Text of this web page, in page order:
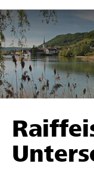
springen
Parrainer
Soutien &
Trouvez des